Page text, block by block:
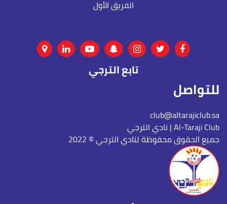
الفريق الأول
تابع الترجي
للتواصل
club@altarajiclub.sa
نادي الترجي | Al-Taraji Club
جميع الحقوق محفوظة لنادي الترجي © 2022